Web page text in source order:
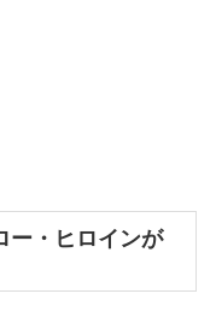
ー・ヒロインが